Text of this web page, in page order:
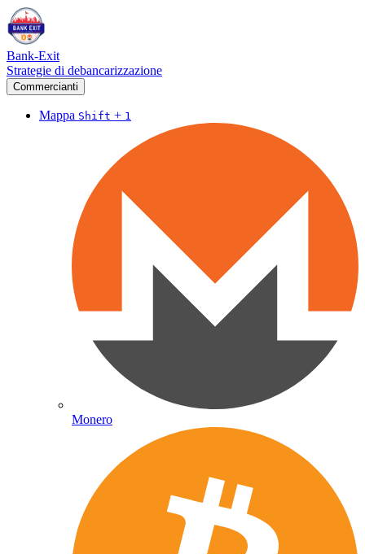
Bank-Exit
Strategie di debancarizzazione
Commercianti
Mappa Shift + 1
Monero